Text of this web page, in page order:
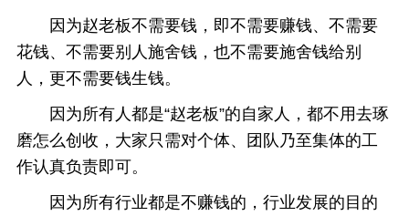
因为赵老板不需要钱，即不需要赚钱、不需要
花钱、不需要别人施舍钱，也不需要施舍钱给别
人，更不需要钱生钱。
因为所有人都是“赵老板”的自家人，都不用去琢
磨怎么创收，大家只需对个体、团队乃至集体的工
作认真负责即可。
因为所有行业都是不赚钱的，行业发展的目的